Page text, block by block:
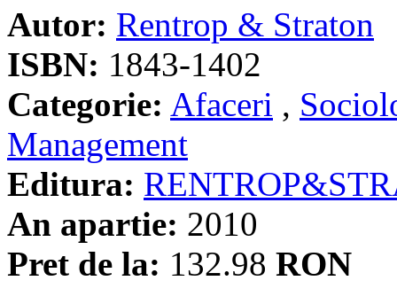
Autor: Rentrop & Straton
ISBN: 1843-1402
Categorie: Afaceri ,
Management
Editura:
An apartie: 2010
Pret de la: 132.98 RON